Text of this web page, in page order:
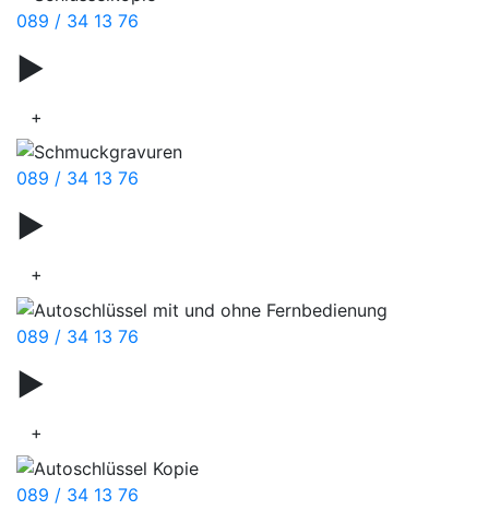
089 / 34 13 76
▶
+
089 / 34 13 76
▶
+
089 / 34 13 76
▶
+
089 / 34 13 76